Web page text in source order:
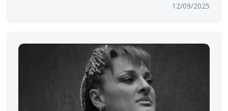
12/09/2025